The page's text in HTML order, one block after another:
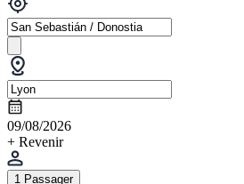
09/08/2026
+ Revenir
1 Passager